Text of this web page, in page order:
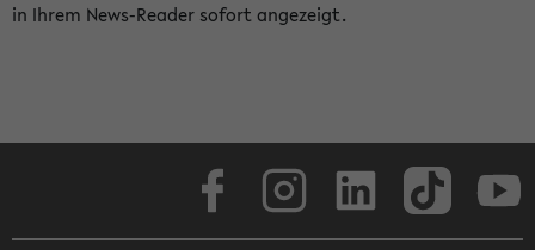
in Ihrem News-Reader sofort angezeigt.